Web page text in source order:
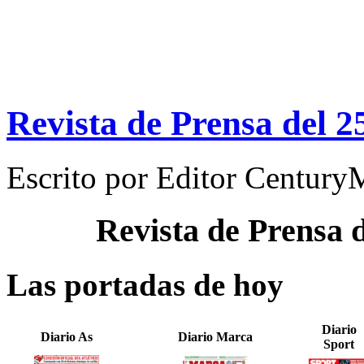
Revista de Prensa del
Escrito por Editor
Revista de Prensa
Las portadas de hoy
Diario As Diario Marca
Diario
Sport